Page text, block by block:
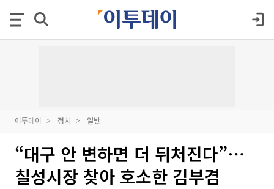
이투데이 정치 일반
“대구 안 변하면 더 뒤처진다”⋯
칠성시장 찾아 호소한 김부겸